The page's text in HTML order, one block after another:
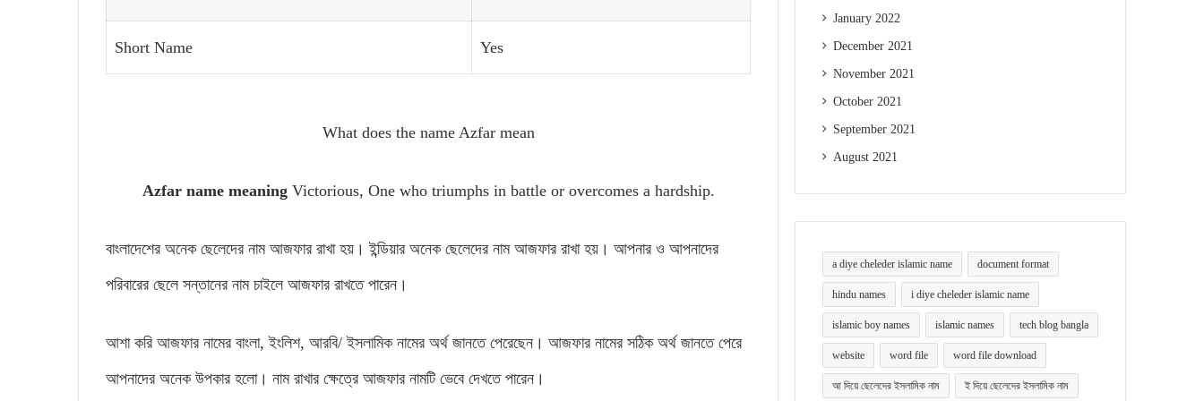
Short Name Yes
What does the name Azfar mean
Azfar name meaning Victorious, One who triumphs in battle or overcomes a hardship.
বাংলাদেশের অনেক ছেলেদের নাম আজফার রাখা হয়। ইন্ডিয়ার অনেক ছেলেদের নাম আজফার রাখা হয়। আপনার ও আপনাদের
পরিবারের ছেলে সন্তানের নাম চাইলে আজফার রাখতে পারেন।
আশা করি আজফার নামের বাংলা, ইংলিশ, আরবি/ ইসলামিক নামের অর্থ জানতে পেরেছেন। আজফার নামের সঠিক অর্থ জানতে পেরে
আপনাদের অনেক উপকার হলো। নাম রাখার ক্ষেত্রে আজফার নামটি ভেবে দেখতে পারেন।
January 2022
December 2021
November 2021
October 2021
September 2021
August 2021
a diye cheleder islamic name document format
hindu names i diye cheleder islamic name
islamic boy names islamic names tech blog bangla
website word file word file download
আ দিয়ে ছেলেদের ইসলামিক নাম ই দিয়ে ছেলেদের ইসলামিক নাম